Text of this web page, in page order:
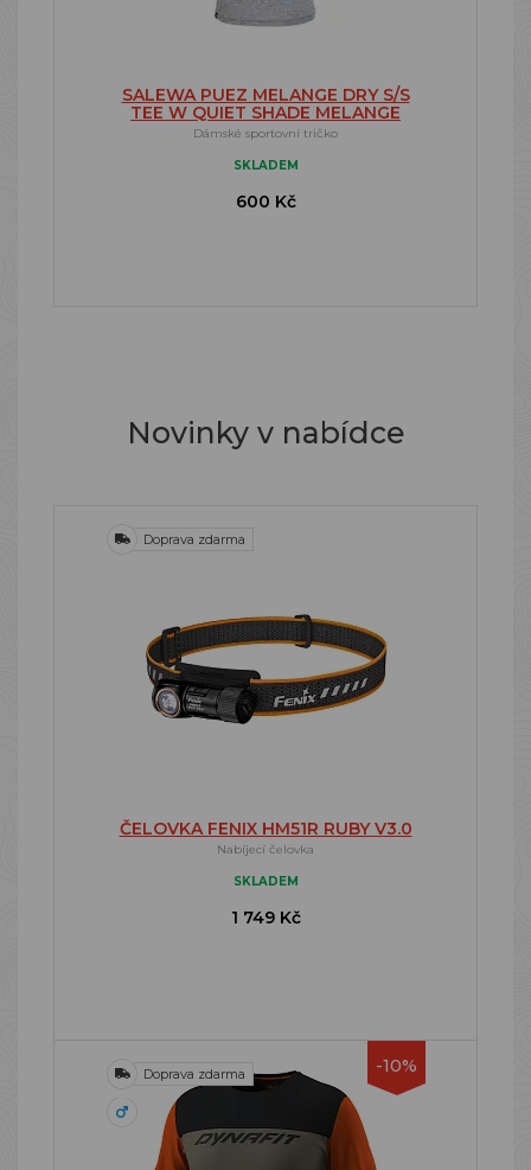
SALEWA PUEZ MELANGE DRY S/S
TEE W QUIET SHADE MELANGE
Dámské sportovní tričko
SKLADEM
600 Kč
Novinky v nabídce
Doprava zdarma
ČELOVKA FENIX HM51R RUBY V3.0
Nabíjecí čelovka
SKLADEM
1 749 Kč
-10%
Doprava zdarma